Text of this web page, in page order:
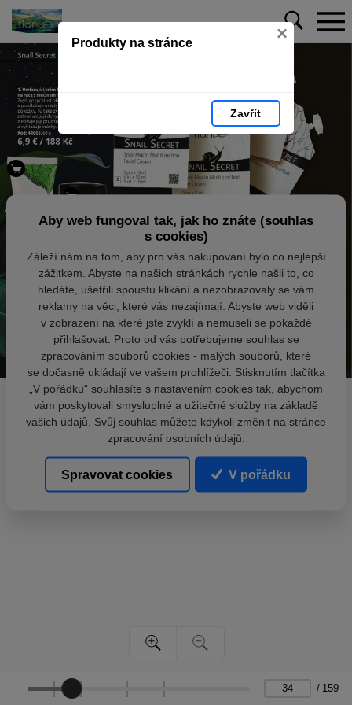
Produkty na stránce ×
Zavřít
/ 159
Aby web fungoval tak, jak ho znáte (souhlas
s cookies)
Záleží nám na tom, aby pro vás nakupování bylo co nejlepší
zážitkem. Abyste na našich stránkách rychle našli to, co
hledáte, ušetřili spoustu klikání a nezobrazovaly se vám
reklamy na věci, které vás nezajímají. Abyste web viděli
v zobrazení na které jste zvyklí a nemuseli se pokaždé
přihlašovat. Proto od vás potřebujeme souhlas se
zpracováním souborů cookies - malých souborů, které
se dočasně ukládají ve vašem prohlížeči. Stisknutím tlačítka
„V pořádku“ souhlasíte s nastavením cookies tak, abychom
vám poskytovali smysluplné a užitečné služby na základě
vašich údajů. Svůj souhlas můžete kdykoli změnit na stránce
zpracování osobních údajů.
Spravovat cookies V pořádku